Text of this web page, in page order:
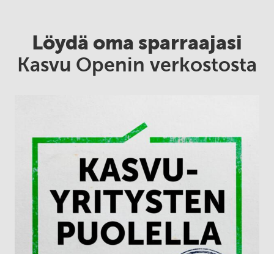
Löydä oma sparraajasi
Kasvu Openin verkostosta